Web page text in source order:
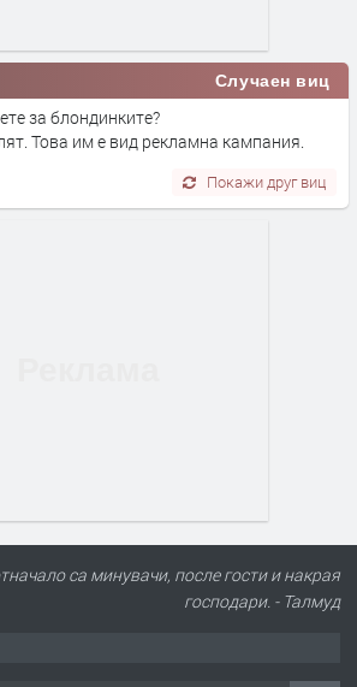
Случаен виц
за блондинките?
Това им е вид рекламна кампания.
Покажи друг виц
са минувачи, после гости и накрая
господари. - Талмуд